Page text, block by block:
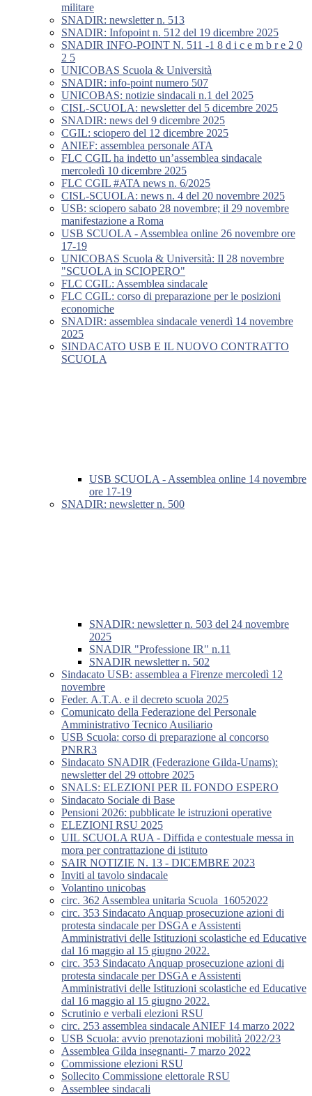
militare
SNADIR: newsletter n. 513
SNADIR: Infopoint n. 512 del 19 dicembre 2025
SNADIR INFO-POINT N. 511 -1 8 d i c e m b r e 2 0
2 5
UNICOBAS Scuola & Università
SNADIR: info-point numero 507
UNICOBAS: notizie sindacali n.1 del 2025
CISL-SCUOLA: newsletter del 5 dicembre 2025
SNADIR: news del 9 dicembre 2025
CGIL: sciopero del 12 dicembre 2025
ANIEF: assemblea personale ATA
FLC CGIL ha indetto un’assemblea sindacale
mercoledì 10 dicembre 2025
FLC CGIL #ATA news n. 6/2025
CISL-SCUOLA: news n. 4 del 20 novembre 2025
USB: sciopero sabato 28 novembre; il 29 novembre
manifestazione a Roma
USB SCUOLA - Assemblea online 26 novembre ore
17-19
UNICOBAS Scuola & Università: Il 28 novembre
"SCUOLA in SCIOPERO"
FLC CGIL: Assemblea sindacale
FLC CGIL: corso di preparazione per le posizioni
economiche
SNADIR: assemblea sindacale venerdì 14 novembre
2025
SINDACATO USB E IL NUOVO CONTRATTO
SCUOLA
USB SCUOLA - Assemblea online 14 novembre
ore 17-19
SNADIR: newsletter n. 500
SNADIR: newsletter n. 503 del 24 novembre
2025
SNADIR "Professione IR" n.11
SNADIR newsletter n. 502
Sindacato USB: assemblea a Firenze mercoledì 12
novembre
Feder. A.T.A. e il decreto scuola 2025
Comunicato della Federazione del Personale
Amministrativo Tecnico Ausiliario
USB Scuola: corso di preparazione al concorso
PNRR3
Sindacato SNADIR (Federazione Gilda-Unams):
newsletter del 29 ottobre 2025
SNALS: ELEZIONI PER IL FONDO ESPERO
Sindacato Sociale di Base
Pensioni 2026: pubblicate le istruzioni operative
ELEZIONI RSU 2025
UIL SCUOLA RUA - Diffida e contestuale messa in
mora per contrattazione di istituto
SAIR NOTIZIE N. 13 - DICEMBRE 2023
Inviti al tavolo sindacale
Volantino unicobas
circ. 362 Assemblea unitaria Scuola_16052022
circ. 353 Sindacato Anquap prosecuzione azioni di
protesta sindacale per DSGA e Assistenti
Amministrativi delle Istituzioni scolastiche ed Educative
dal 16 maggio al 15 giugno 2022.
circ. 353 Sindacato Anquap prosecuzione azioni di
protesta sindacale per DSGA e Assistenti
Amministrativi delle Istituzioni scolastiche ed Educative
dal 16 maggio al 15 giugno 2022.
Scrutinio e verbali elezioni RSU
circ. 253 assemblea sindacale ANIEF 14 marzo 2022
USB Scuola: avvio prenotazioni mobilità 2022/23
Assemblea Gilda insegnanti- 7 marzo 2022
Commissione elezioni RSU
Sollecito Commissione elettorale RSU
Assemblee sindacali